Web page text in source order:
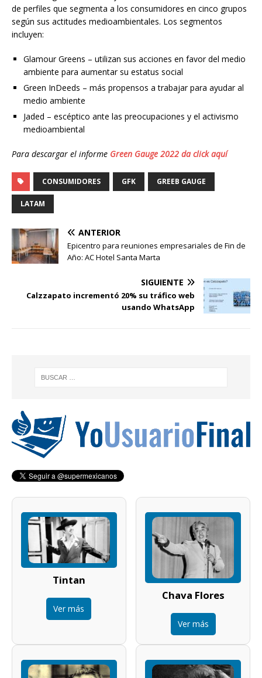
de perfiles que segmenta a los consumidores en cinco grupos
según sus actitudes medioambientales. Los segmentos
incluyen:
Glamour Greens – utilizan sus acciones en favor del medio
ambiente para aumentar su estatus social
Green InDeeds – más propensos a trabajar para ayudar al
medio ambiente
Jaded – escéptico ante las preocupaciones y el activismo
medioambiental
Para descargar el informe Green Gauge 2022 da click aquí
CONSUMIDORES GFK GREEB GAUGE
LATAM
ANTERIOR
Epicentro para reuniones empresariales de Fin de
Año: AC Hotel Santa Marta
SIGUIENTE
Calzzapato incrementó 20% su tráfico web
usando WhatsApp
Tintan
Ver más
Chava Flores
Ver más